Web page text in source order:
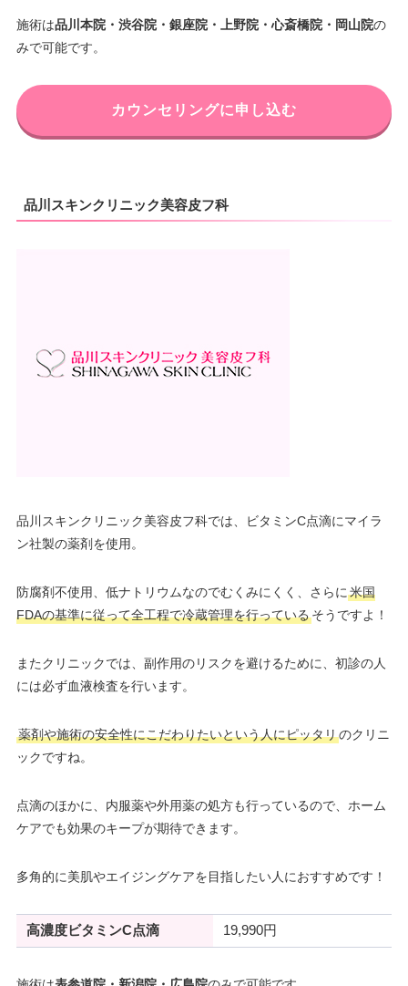
施術は品川本院・渋谷院・銀座院・上野院・心斎橋院・岡山院の
みで可能です。
カウンセリングに申し込む
品川スキンクリニック美容皮フ科
品川スキンクリニック美容皮フ科では、ビタミンC点滴にマイラ
ン社製の薬剤を使用。
防腐剤不使用、低ナトリウムなのでむくみにくく、さらに米国
FDAの基準に従って全工程で冷蔵管理を行っているそうですよ！
またクリニックでは、副作用のリスクを避けるために、初診の人
には必ず血液検査を行います。
薬剤や施術の安全性にこだわりたいという人にピッタリのクリニ
ックですね。
点滴のほかに、内服薬や外用薬の処方も行っているので、ホーム
ケアでも効果のキープが期待できます。
多角的に美肌やエイジングケアを目指したい人におすすめです！
高濃度ビタミンC点滴 19,990円